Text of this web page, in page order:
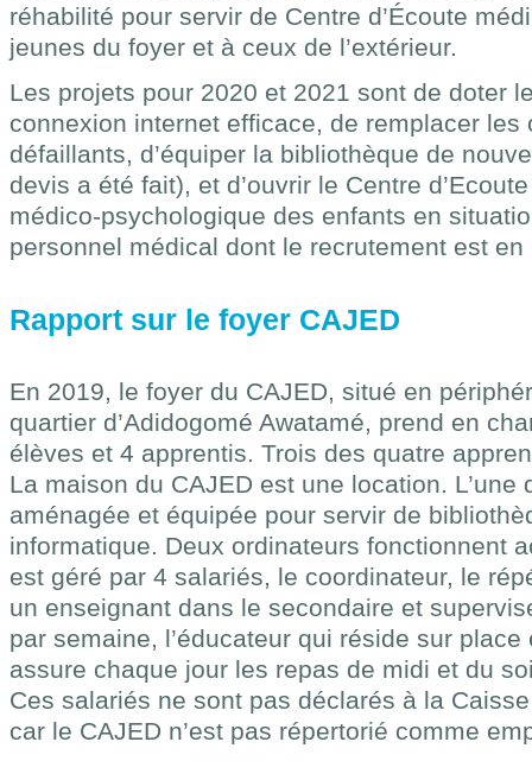
réhabilité pour servir de Centre d’Écoute
jeunes du foyer et à ceux de l’extérieur.
Les projets pour 2020 et 2021 sont de doter
connexion internet efficace, de remplacer les
défaillants, d’équiper la bibliothèque de
devis a été fait), et d’ouvrir le Centre
médico-psychologique des enfants en
personnel médical dont le recrutement est en
Rapport sur le foyer CAJED
En 2019, le foyer du CAJED, situé en
quartier d’Adidogomé Awatamé, prend en
élèves et 4 apprentis. Trois des quatre
La maison du CAJED est une location. L’une
aménagée et équipée pour servir de
informatique. Deux ordinateurs fonctionnent
est géré par 4 salariés, le coordinateur, le
un enseignant dans le secondaire et
par semaine, l’éducateur qui réside sur
assure chaque jour les repas de midi et du
Ces salariés ne sont pas déclarés à la
car le CAJED n’est pas répertorié comme